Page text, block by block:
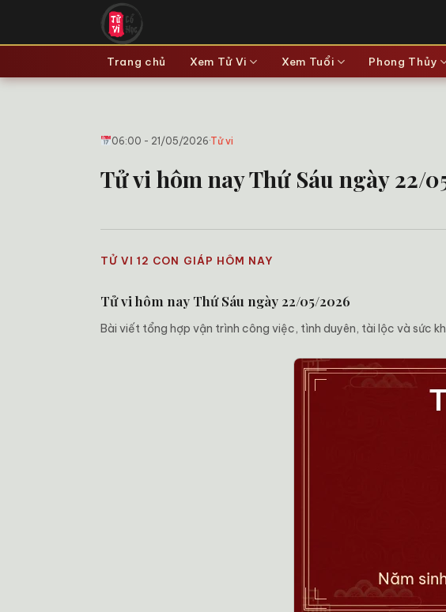
nội
Trang chủ Xem Tử Vi Xem Tuổi Phong Thủy
06:00 - 21/05/2026·Tử vi
Tử vi hôm nay Thứ Sáu ngày 22/
TỬ VI 12 CON GIÁP HÔM NAY
Tử vi hôm nay Thứ Sáu ngày 22/05/2026
Bài viết tổng hợp vận trình công việc, tình duyên, tài lộc và sức